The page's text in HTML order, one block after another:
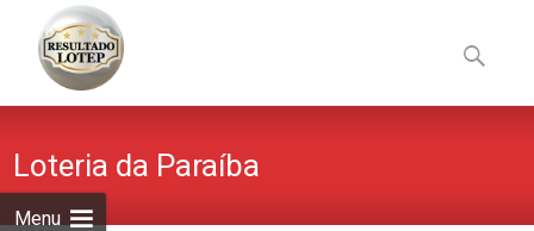
Menu
to
content
por:
Loteria da Paraíba